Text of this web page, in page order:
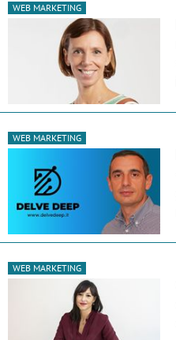
WEB MARKETING
WEB MARKETING
WEB MARKETING